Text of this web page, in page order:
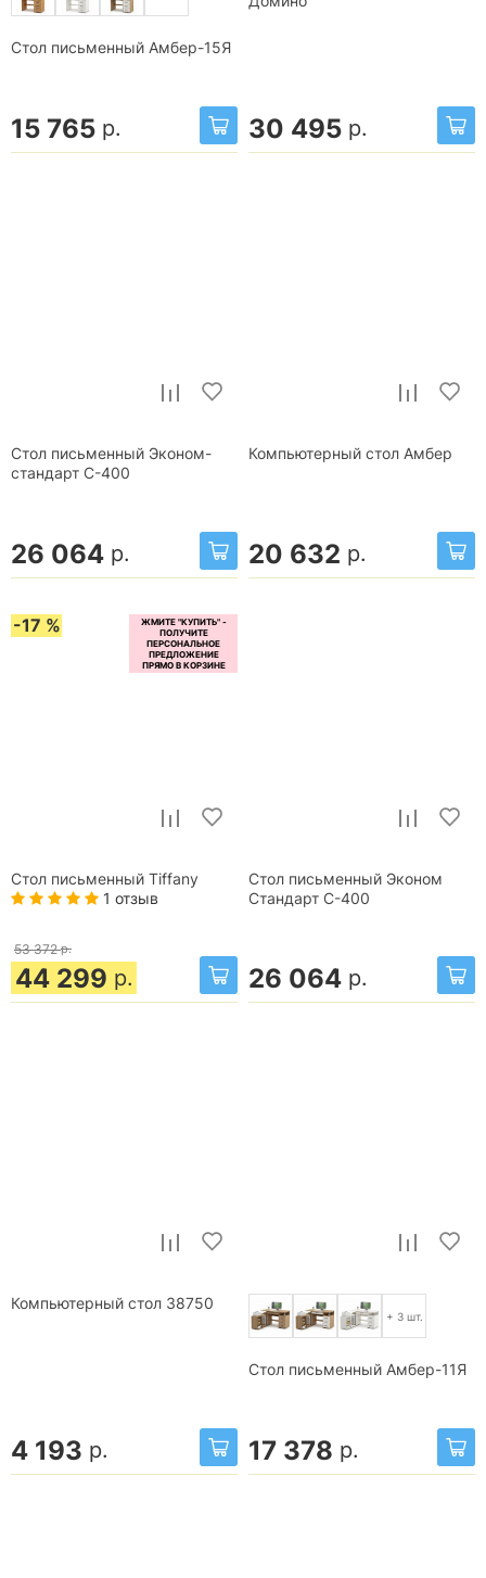
Стол письменный Амбер-15Я
15 765 р. 30 495 р.
Стол письменный Эконом-
стандарт С-400
26 064 р.
Компьютерный стол Амбер
20 632 р.
-17 %
Стол письменный Tiffany
1 отзыв
53 372 р.
44 299 р.
Стол письменный Эконом
Стандарт С-400
26 064 р.
Компьютерный стол 38750
4 193 р.
+ 3 шт.
Стол письменный Амбер-11Я
17 378 р.